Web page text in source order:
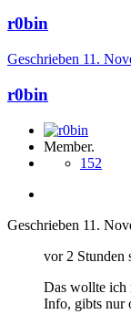
r0bin
Geschrieben 11.
r0bin
Member.
152
Geschrieben 11.
vor 2 Stunden
Das wollte ich
Info, gibts nur